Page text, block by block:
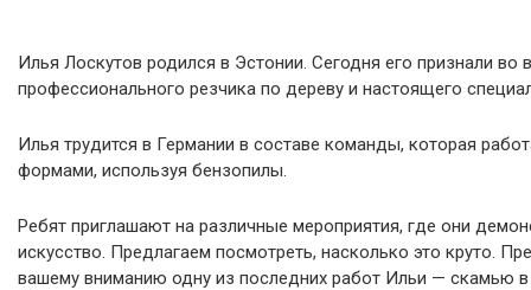
Илья Лоскутов родился в Эстонии. Сегодня его признали во
профессионального резчика по дереву и настоящего
Илья трудится в Германии в составе команды, которая
формами, используя бензопилы.
Ребят приглашают на различные мероприятия, где они
искусство. Предлагаем посмотреть, насколько это круто.
вашему вниманию одну из последних работ Ильи — скамью